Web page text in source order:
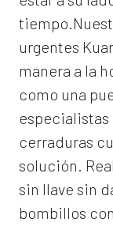
urgentes
manera a la
como una
especialistas
cerraduras
solución.
sin llave sin
bombillos